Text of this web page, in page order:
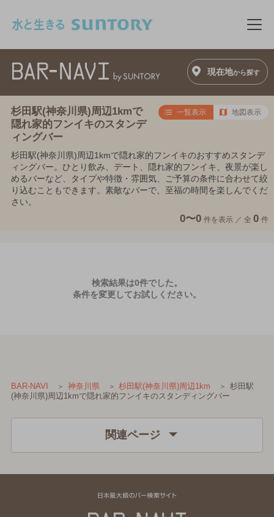
メ
現在地から探す
杉田駅(神奈川県)周辺1kmで
隠れ家的フンイキのスタンデ
ィングバー
一覧表示 地図表示
杉田駅(神奈川県)周辺1kmで隠れ家的フンイキのおすすめスタンデ
ィングバー。ひとり飲み、デート、隠れ家的フンイキ、夜景が楽し
めるバーなど、タイプや特徴・雰囲気、ご予算の条件に合わせて絞
り込むこともできます。素敵なバーで、至福の時間を楽しんでくだ
さい。
0〜0 件を表示 ／ 全 0 件
検索結果は0件でした。
条件を変更してお試しください。
BAR-NAVI 神奈川県 杉田駅(神奈川県)周辺1km
杉田駅
(神奈川県)周辺1kmで隠れ家的フンイキのスタンディングバー
関連ページ